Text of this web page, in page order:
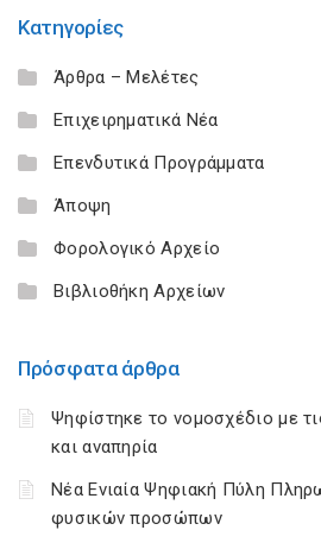
Κατηγορίες
Άρθρα – Μελέτες
Επιχειρηματικά Νέα
Επενδυτικά Προγράμματα
Άποψη
Φορολογικό Αρχείο
Βιβλιοθήκη Αρχείων
Πρόσφατα άρθρα
Ψηφίστηκε το νομοσχέδιο με
και αναπηρία
Νέα Ενιαία Ψηφιακή Πύλη
φυσικών προσώπων